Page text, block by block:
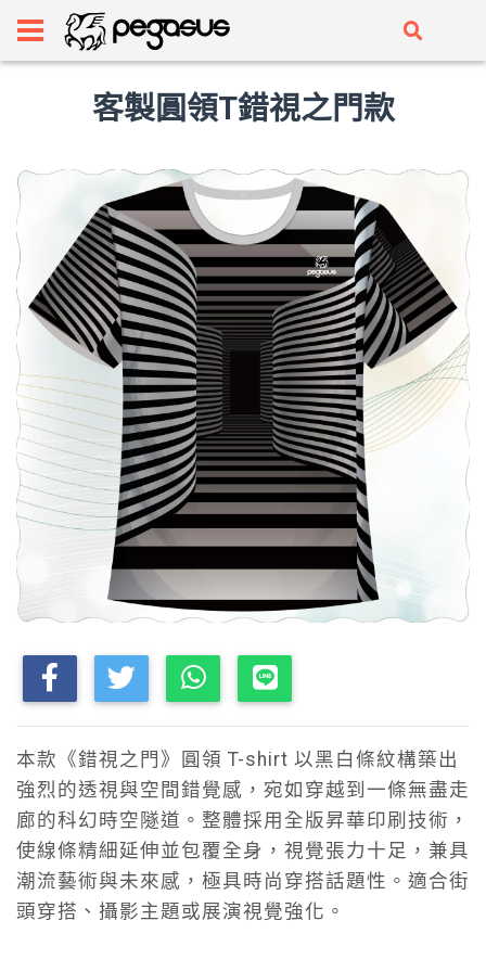
客製圓領T錯視之門款
本款《錯視之門》圓領 T-shirt 以黑白條紋構築出
強烈的透視與空間錯覺感，宛如穿越到一條無盡走
廊的科幻時空隧道。整體採用全版昇華印刷技術，
使線條精細延伸並包覆全身，視覺張力十足，兼具
潮流藝術與未來感，極具時尚穿搭話題性。適合街
頭穿搭、攝影主題或展演視覺強化。